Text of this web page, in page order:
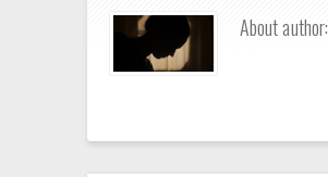
About author: